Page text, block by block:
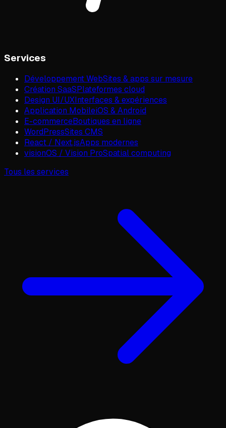
Services
Développement WebSites & apps sur mesure
Création SaaSPlateformes cloud
Design UI/UXInterfaces & expériences
Application MobileiOS & Android
E-commerceBoutiques en ligne
WordPressSites CMS
React / Next.jsApps modernes
visionOS / Vision ProSpatial computing
Tous les services